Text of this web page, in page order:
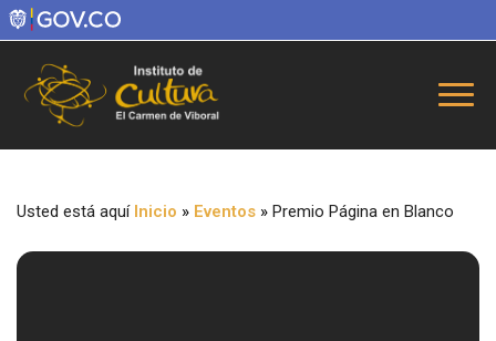
Usted está aquí Inicio » Eventos » Premio Página en Blanco